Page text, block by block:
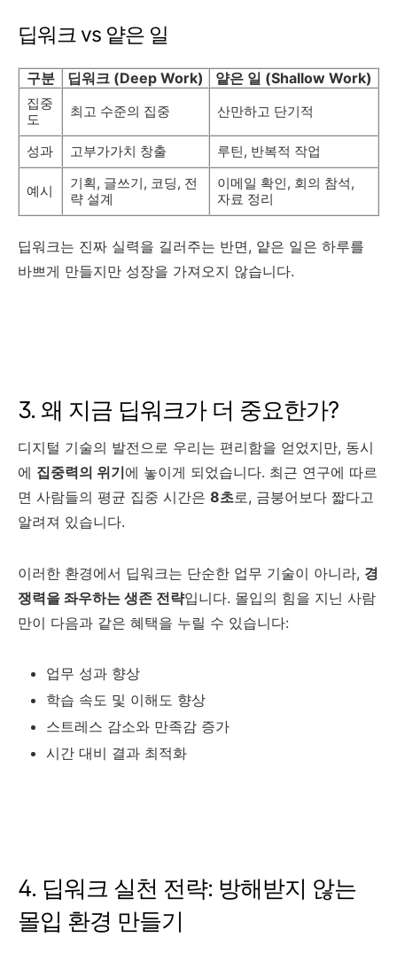
딥워크 vs 얕은 일
구분 딥워크 (Deep Work) 얕은 일 (Shallow Work)
집중
도
최고 수준의 집중 산만하고 단기적
성과 고부가가치 창출 루틴, 반복적 작업
예시
기획, 글쓰기, 코딩, 전
략 설계
이메일 확인, 회의 참석,
자료 정리
딥워크는 진짜 실력을 길러주는 반면, 얕은 일은 하루를
바쁘게 만들지만 성장을 가져오지 않습니다.
3. 왜 지금 딥워크가 더 중요한가?
디지털 기술의 발전으로 우리는 편리함을 얻었지만, 동시
에 집중력의 위기에 놓이게 되었습니다. 최근 연구에 따르
면 사람들의 평균 집중 시간은 8초로, 금붕어보다 짧다고
알려져 있습니다.
이러한 환경에서 딥워크는 단순한 업무 기술이 아니라, 경
쟁력을 좌우하는 생존 전략입니다. 몰입의 힘을 지닌 사람
만이 다음과 같은 혜택을 누릴 수 있습니다:
업무 성과 향상
학습 속도 및 이해도 향상
스트레스 감소와 만족감 증가
시간 대비 결과 최적화
4. 딥워크 실천 전략: 방해받지 않는
몰입 환경 만들기